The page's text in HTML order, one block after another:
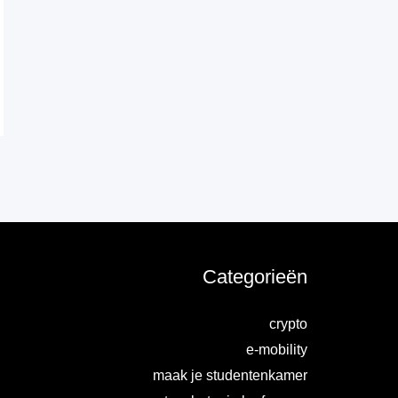
Categorieën
crypto
e-mobility
maak je studentenkamer